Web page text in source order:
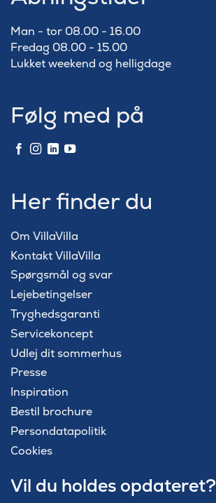
Man - tor 08.00 - 16.00
Fredag 08.00 - 15.00
Lukket weekend og helligdage
Følg med på
Her finder du
Om VillaVilla
Kontakt VillaVilla
Spørgsmål og svar
Lejebetingelser
Tryghedsgaranti
Servicekoncept
Udlej dit sommerhus
Presse
Inspiration
Bestil brochure
Persondatapolitik
Cookies
Vil du holdes opdateret?